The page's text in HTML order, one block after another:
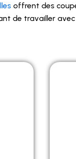
offrent des
de travailler